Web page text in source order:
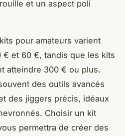
et un aspect poli
pour amateurs varient
€ et 60 €, tandis que les kits
atteindre 300 € ou plus.
des outils avancés
des jiggers précis, idéaux
Choisir un kit
permettra de créer des